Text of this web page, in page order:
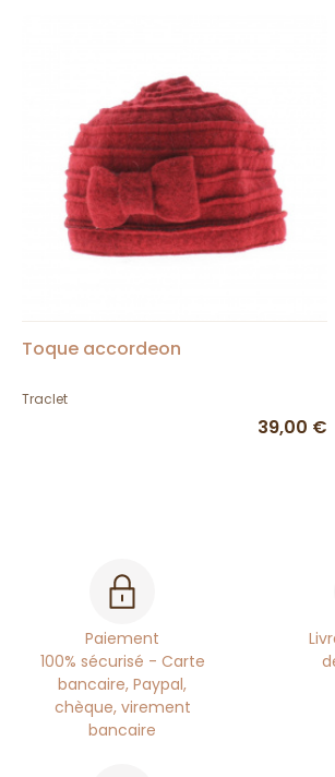
Toque accordeon
Traclet
39,00 €
Paiement
100% sécurisé - Carte
bancaire, Paypal,
chèque, virement
bancaire